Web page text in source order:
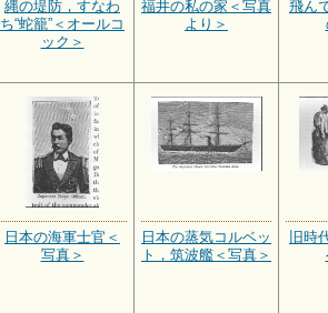
縄の堤防，すなわ
ち“蛇籠”＜オールコ
ック＞
福井の私の家＜写真
より＞
飛ん
日本の海軍士官＜
写真＞
日本の蒸気コルベッ
ト，筑波艦＜写真＞
旧時